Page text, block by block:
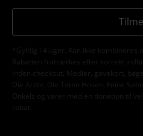
*Gyldig i 4 uger. Kan ikke kombineres
Rabatten fratrækkes efter korrekt
inden checkout. Medier, gavekort,
Die Ärzte, Die Toten Hosen, Feine
Onkelz og varer med en donation til
rabat.